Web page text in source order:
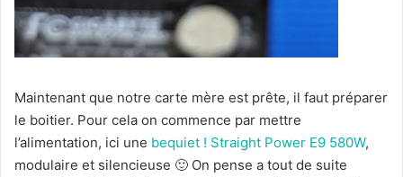
Maintenant que notre carte mère est prête, il faut préparer
le boitier. Pour cela on commence par mettre
l’alimentation, ici une bequiet ! Straight Power E9 580W,
modulaire et silencieuse 🙂 On pense a tout de suite